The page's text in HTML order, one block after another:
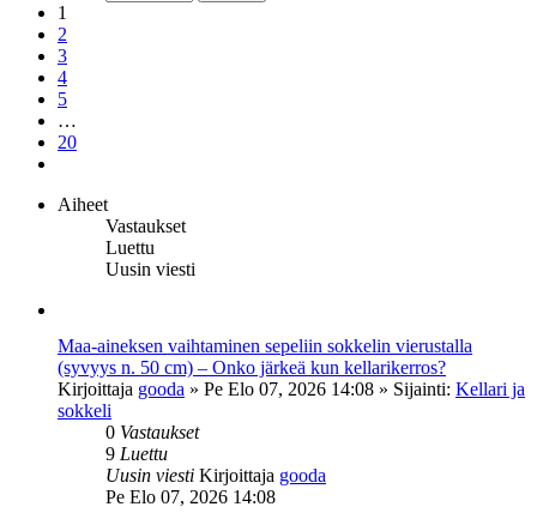
1
2
3
4
5
…
20
Aiheet
Vastaukset
Luettu
Uusin viesti
Maa-aineksen vaihtaminen sepeliin sokkelin vierustalla
(syvyys n. 50 cm) – Onko järkeä kun kellarikerros?
Kirjoittaja gooda » Pe Elo 07, 2026 14:08 » Sijainti: Kellari ja
sokkeli
0 Vastaukset
9 Luettu
Uusin viesti Kirjoittaja gooda
Pe Elo 07, 2026 14:08